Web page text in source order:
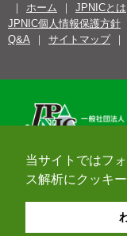
当サイトではフ
ス解析にクッキ
ホーム JPNICとは
JPNIC個人情報保護方針
Q&A
サイトマップ
Copyright© 1996-